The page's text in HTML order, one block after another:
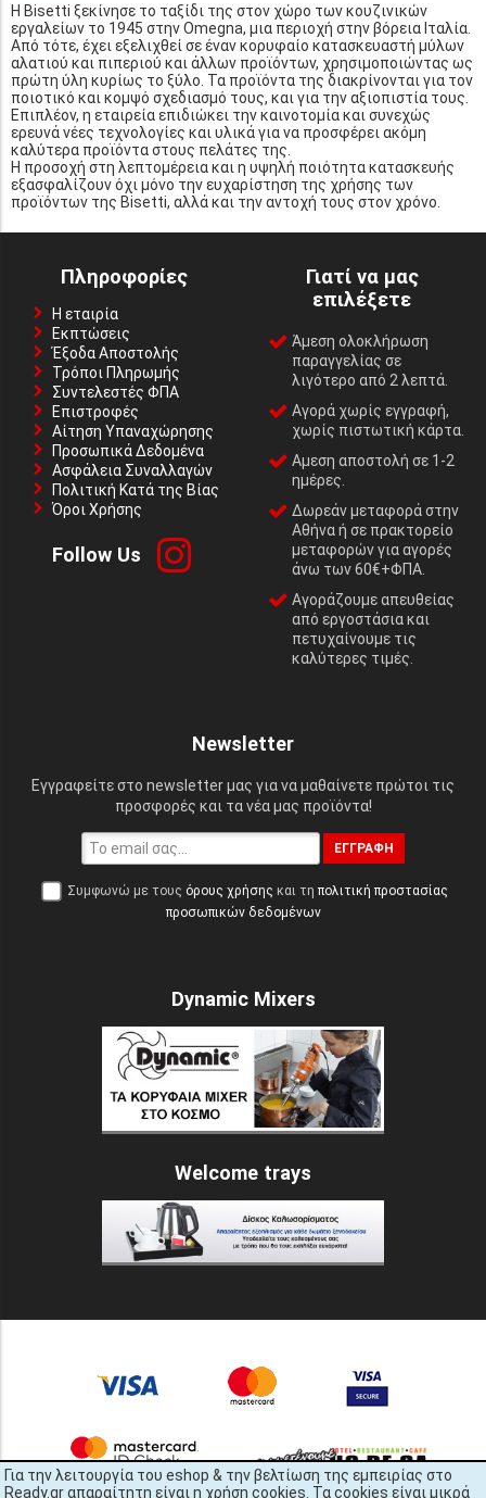
Για την λειτουργία του eshop & την βελτίωση της εμπειρίας στο
Ready.gr απαραίτητη είναι η χρήση cookies. Τα cookies είναι μικρά
Η Bisetti ξεκίνησε το ταξίδι της στον χώρο των κουζινικών
εργαλείων το 1945 στην Omegna, μια περιοχή στην βόρεια Ιταλία.
Από τότε, έχει εξελιχθεί σε έναν κορυφαίο κατασκευαστή μύλων
αλατιού και πιπεριού και άλλων προϊόντων, χρησιμοποιώντας ως
πρώτη ύλη κυρίως το ξύλο. Τα προϊόντα της διακρίνονται για τον
ποιοτικό και κομψό σχεδιασμό τους, και για την αξιοπιστία τους.
Επιπλέον, η εταιρεία επιδιώκει την καινοτομία και συνεχώς
ερευνά νέες τεχνολογίες και υλικά για να προσφέρει ακόμη
καλύτερα προϊόντα στους πελάτες της.
Η προσοχή στη λεπτομέρεια και η υψηλή ποιότητα κατασκευής
εξασφαλίζουν όχι μόνο την ευχαρίστηση της χρήσης των
προϊόντων της Bisetti, αλλά και την αντοχή τους στον χρόνο.
Πληροφορίες
Η εταιρία
Εκπτώσεις
Έξοδα Αποστολής
Τρόποι Πληρωμής
Συντελεστές ΦΠΑ
Επιστροφές
Αίτηση Υπαναχώρησης
Προσωπικά Δεδομένα
Ασφάλεια Συναλλαγών
Πολιτική Κατά της Βίας
Όροι Χρήσης
Follow Us
Γιατί να μας
επιλέξετε
Άμεση ολοκλήρωση
παραγγελίας σε
λιγότερο από 2 λεπτά.
Αγορά χωρίς εγγραφή,
χωρίς πιστωτική κάρτα.
Αμεση αποστολή σε 1-2
ημέρες.
Δωρεάν μεταφορά στην
Αθήνα ή σε πρακτορείο
μεταφορών για αγορές
άνω των 60€+ΦΠΑ.
Αγοράζουμε απευθείας
από εργοστάσια και
πετυχαίνουμε τις
καλύτερες τιμές.
Newsletter
Εγγραφείτε στο newsletter μας για να μαθαίνετε πρώτοι τις
προσφορές και τα νέα μας προϊόντα!
ΕΓΓΡΑΦΉ
Συμφωνώ με τους όρους χρήσης και τη πολιτική προστασίας
προσωπικών δεδομένων
Dynamic Mixers
Welcome trays